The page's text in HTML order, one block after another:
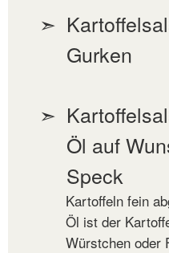
Gurken
Öl auf
Speck
Kartoffeln fein
Öl ist der
Würstchen oder